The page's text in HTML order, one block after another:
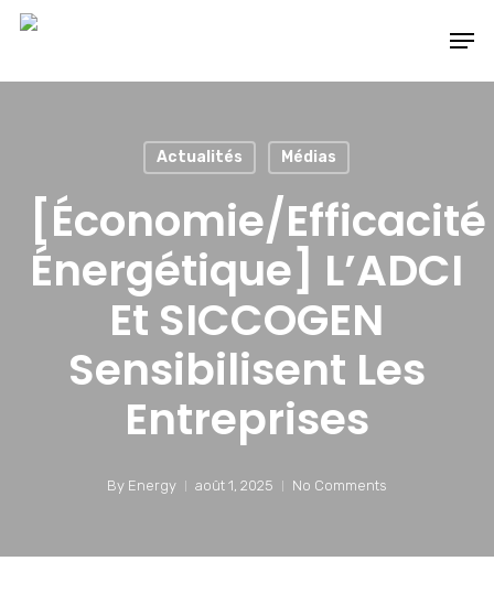
Skip
main
Actualités Médias
[Économie/Efficacité
Énergétique] L’ADCI
Et SICCOGEN
Sensibilisent Les
Entreprises
By Energy août 1, 2025 No Comments